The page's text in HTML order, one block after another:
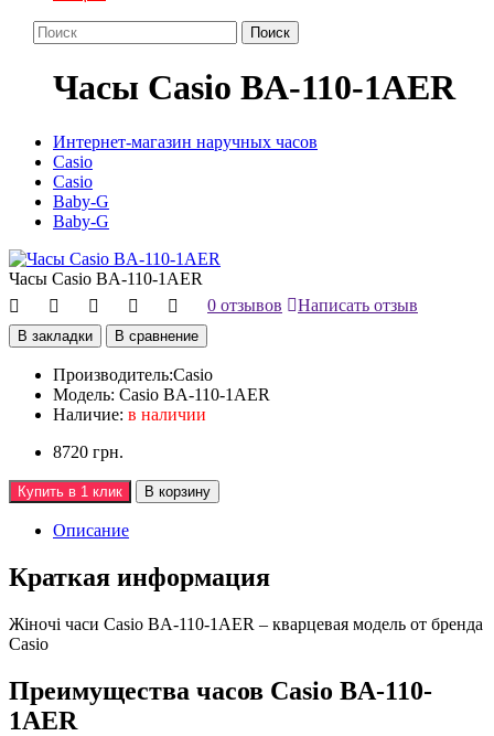
Поиск
Часы Casio BA-110-1AER
Интернет-магазин наручных часов
Casio
Casio
Baby-G
Baby-G
Часы Casio BA-110-1AER
0 отзывов
Написать отзыв
В закладки В сравнение
Производитель:Casio
Модель: Casio BA-110-1AER
Наличие: в наличии
8720 грн.
Купить в 1 клик В корзину
Описание
Краткая информация
Жiночi часи Casio BA-110-1AER – кварцевая модель от бренда
Casio
Преимущества часов Casio BA-110-
1AER